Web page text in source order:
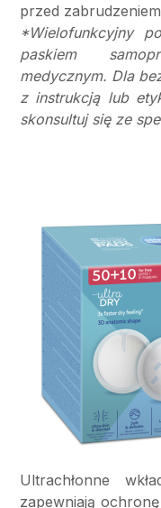
przed
*Wielofunkcyjny
paskiem
medycznym. Dla
z instrukcją lub
skonsultuj się ze
Ultrachłonne
zapewniają